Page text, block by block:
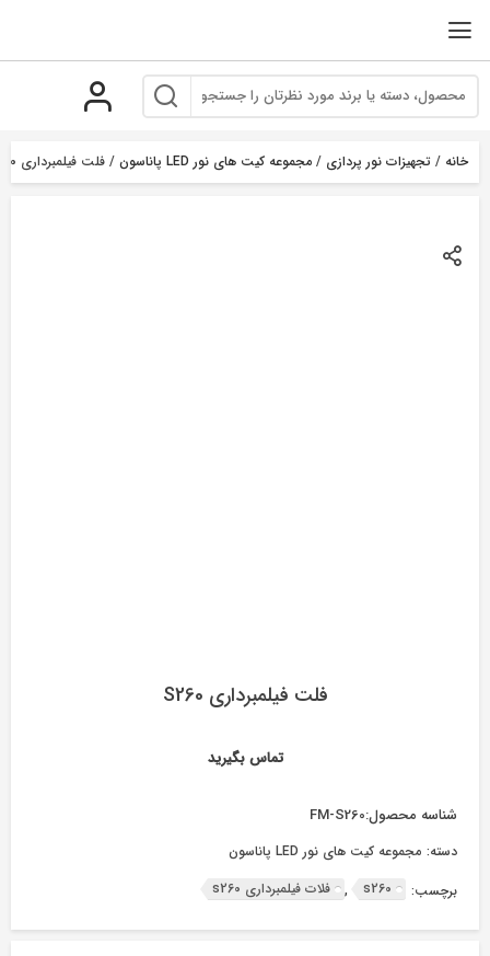
خانه / تجهیزات نور پردازی / مجموعه کیت های نور LED پاناسون / فلت فیلمبرداری S260
فلت فیلمبرداری S260
تماس بگیرید
شناسه محصول:FM-S260
دسته: مجموعه کیت های نور LED پاناسون
برچسب:
s260
, فلات فیلمبرداری s260